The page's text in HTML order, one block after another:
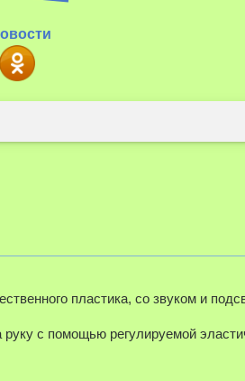
пластика, со звуком и
руку с помощью регулируемой